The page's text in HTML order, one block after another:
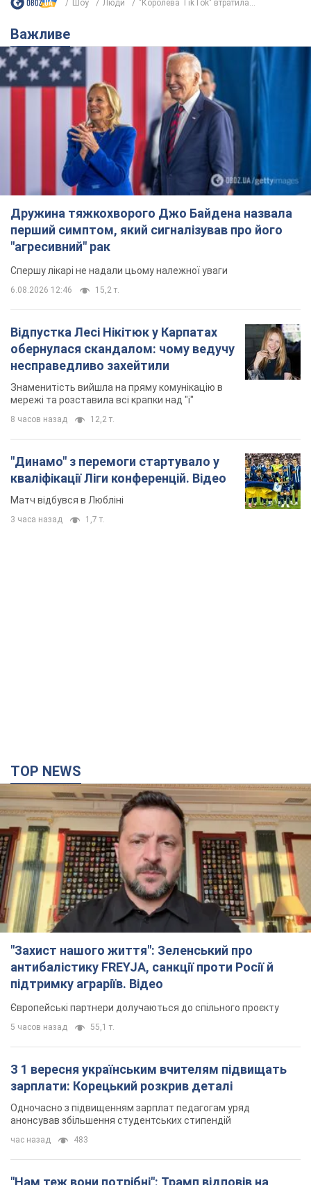
Шоу Люди "Королева TikTok" втратила...
Важливе
Дружина тяжкохворого Джо Байдена назвала
перший симптом, який сигналізував про його
"агресивний" рак
Спершу лікарі не надали цьому належної уваги
6.08.2026 12:46 15,2 т.
Відпустка Лесі Нікітюк у Карпатах
обернулася скандалом: чому ведучу
несправедливо захейтили
Знаменитість вийшла на пряму комунікацію в
мережі та розставила всі крапки над "і"
8 часов назад 12,2 т.
"Динамо" з перемоги стартувало у
кваліфікації Ліги конференцій. Відео
Матч відбувся в Любліні
3 часа назад 1,7 т.
TOP NEWS
"Захист нашого життя": Зеленський про
антибалістику FREYJA, санкції проти Росії й
підтримку аграріїв. Відео
Європейські партнери долучаються до спільного проєкту
5 часов назад 55,1 т.
З 1 вересня українським вчителям підвищать
зарплати: Корецький розкрив деталі
Одночасно з підвищенням зарплат педагогам уряд
анонсував збільшення студентських стипендій
час назад 483
"Нам теж вони потрібні": Трамп відповів на